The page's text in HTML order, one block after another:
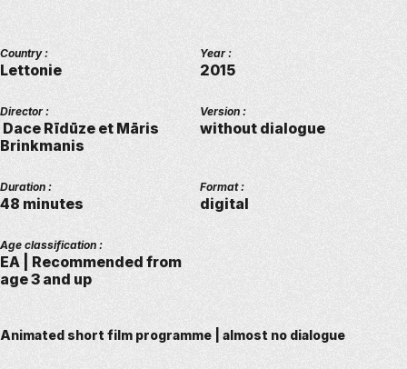
Country :
Lettonie
Year :
2015
Director :
Dace Rīdūze et Māris
Brinkmanis
Version :
without dialogue
Duration :
48 minutes
Format :
digital
Age classification :
EA | Recommended from
age 3 and up
Animated short film programme | almost no dialogue